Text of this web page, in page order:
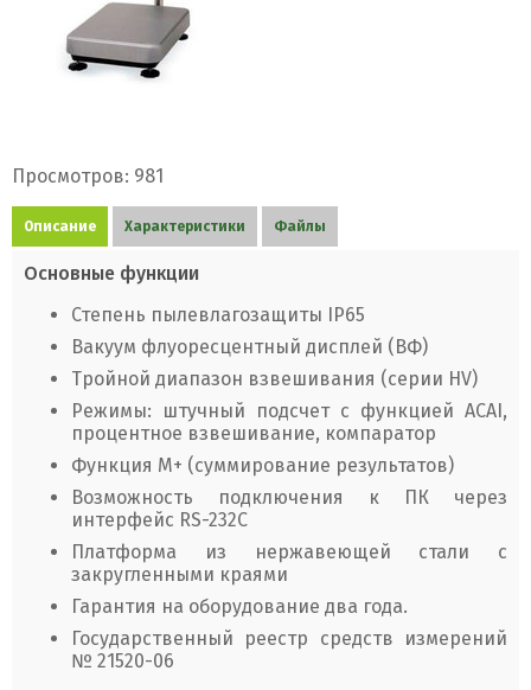
Просмотров: 981
Описание Характеристики Файлы
Основные функции
Степень пылевлагозащиты IP65
Вакуум флуоресцентный дисплей (ВФ)
Тройной диапазон взвешивания (серии HV)
Режимы: штучный подсчет с функцией ACAI,
процентное взвешивание, компаратор
Функция М+ (суммирование результатов)
Возможность подключения к ПК через
интерфейс RS-232C
Платформа из нержавеющей стали с
закругленными краями
Гарантия на оборудование два года.
Государственный реестр средств измерений
№ 21520-06